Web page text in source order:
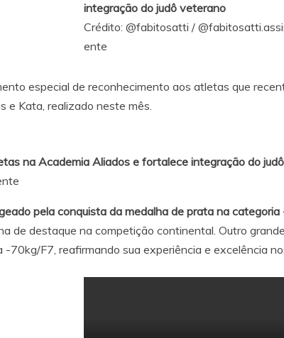
integração do judô veterano
Crédito: @fabitosatti /
ente
especial de reconhecimento aos atletas que
e Kata, realizado neste mês.
na Academia Aliados e fortalece integração do
pela conquista da medalha de prata na
de destaque na competição continental. Outro
-70kg/F7, reafirmando sua experiência e excelência